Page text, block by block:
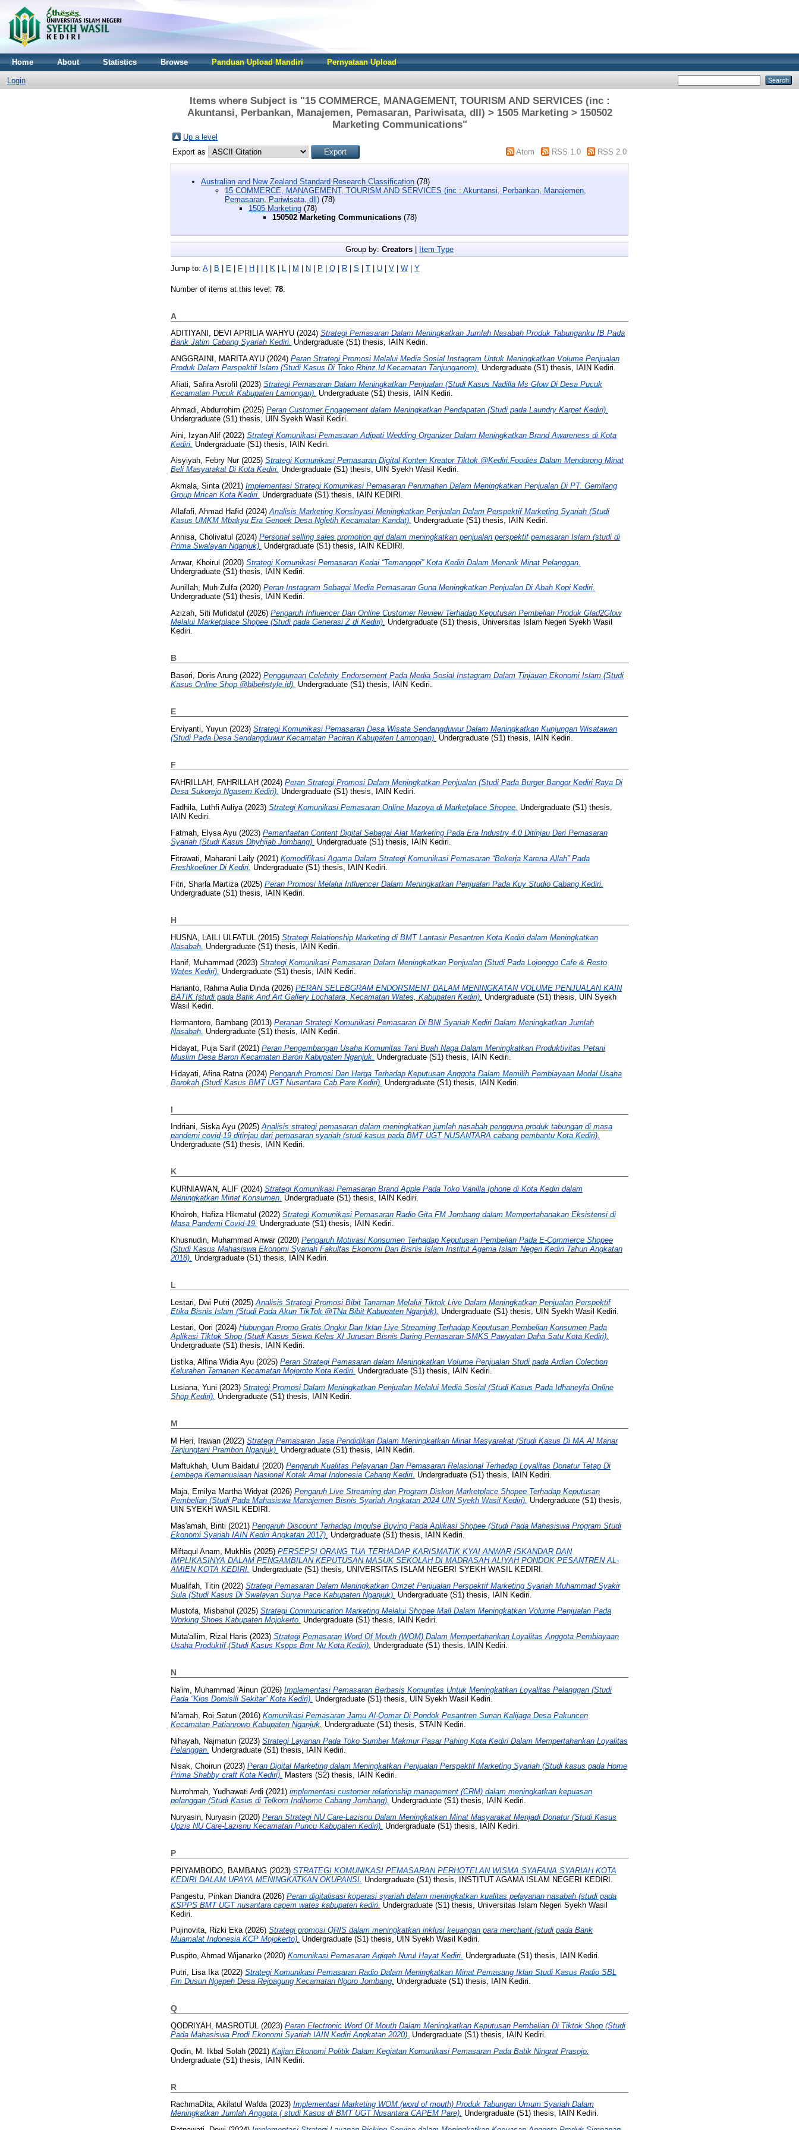
Home About Statistics Browse Panduan Upload Mandiri Pernyataan Upload
Login
Items where Subject is "15 COMMERCE, MANAGEMENT, TOURISM AND SERVICES (inc :
Akuntansi, Perbankan, Manajemen, Pemasaran, Pariwisata, dll) > 1505 Marketing > 150502
Marketing Communications"
Up a level
Export as
Atom RSS 1.0 RSS 2.0
Australian and New Zealand Standard Research Classification (78)
15 COMMERCE, MANAGEMENT, TOURISM AND SERVICES (inc : Akuntansi, Perbankan, Manajemen,
Pemasaran, Pariwisata, dll) (78)
1505 Marketing (78)
150502 Marketing Communications (78)
Group by: Creators | Item Type
Jump to: A| B | E | F | H | I | K | L | M | N | P | Q | R | S | T | U | V | W | Y
Number of items at this level: 78
A
ADITIYANI, DEVI APRILIA WAHYU (2024) Strategi Pemasaran Dalam Meningkatkan Jumlah Nasabah Produk Tabunganku IB Pada
Bank Jatim Cabang Syariah Kediri. Undergraduate (S1) thesis, IAIN Kediri.
ANGGRAINI, MARITA AYU (2024) Peran Strategi Promosi Melalui Media Sosial Instagram Untuk Meningkatkan Volume Penjualan
Produk Dalam Perspektif Islam (Studi Kasus Di Toko Rhinz.Id Kecamatan Tanjunganom). Undergraduate (S1) thesis, IAIN Kediri.
Afiati, Safira Asrofil (2023) Strategi Pemasaran Dalam Meningkatkan Penjualan (Studi Kasus Nadilla Ms Glow Di Desa Pucuk
Kecamatan Pucuk Kabupaten Lamongan). Undergraduate (S1) thesis, IAIN Kediri.
Ahmadi, Abdurrohim (2025) Peran Customer Engagement dalam Meningkatkan Pendapatan (Studi pada Laundry Karpet Kediri).
Undergraduate (S1) thesis, UIN Syekh Wasil Kediri.
Aini, Izyan Alif (2022) Strategi Komunikasi Pemasaran Adipati Wedding Organizer Dalam Meningkatkan Brand Awareness di Kota
Kediri. Undergraduate (S1) thesis, IAIN Kediri.
Aisyiyah, Febry Nur(2025) Strategi Komunikasi Pemasaran Digital Konten Kreator Tiktok @Kediri.Foodies Dalam Mendorong Minat
Beli Masyarakat Di Kota Kediri. Undergraduate (S1) thesis, UIN Syekh Wasil Kediri.
Akmala, Sinta(2021) Implementasi Strategi Komunikasi Pemasaran Perumahan Dalam Meningkatkan Penjualan Di PT. Gemilang
Group Mrican Kota Kediri. Undergraduate (S1) thesis, IAIN KEDIRI.
Allafafi, Ahmad Hafid (2024) Analisis Marketing Konsinyasi Meningkatkan Penjualan Dalam Perspektif Marketing Syariah (Studi
Kasus UMKM Mbakyu Era Genoek Desa Ngletih Kecamatan Kandat). Undergraduate (S1) thesis, IAIN Kediri.
Annisa, Cholivatul (2024) Personal selling sales promotion girl dalam meningkatkan penjualan perspektif pemasaran Islam (studi di
Prima Swalayan Nganjuk). Undergraduate (S1) thesis, IAIN KEDIRI.
Anwar, Khoirul (2020) Strategi Komunikasi Pemasaran Kedai “Temangopi” Kota Kediri Dalam Menarik Minat Pelanggan.
Undergraduate (S1) thesis, IAIN Kediri.
Aunillah, Muh Zulfa(2020) Peran Instagram Sebagai Media Pemasaran Guna Meningkatkan Penjualan Di Abah Kopi Kediri.
Undergraduate (S1) thesis, IAIN Kediri.
Azizah, Siti Mufidatul (2026) Pengaruh Influencer Dan Online Customer Review Terhadap Keputusan Pembelian Produk Glad2Glow
Melalui Marketplace Shopee (Studi pada Generasi Z di Kediri). Undergraduate (S1) thesis, Universitas Islam Negeri Syekh Wasil
Kediri.
B
Basori, Doris Arung (2022) Penggunaan Celebrity Endorsement Pada Media Sosial Instagram Dalam Tinjauan Ekonomi Islam (Studi
Kasus Online Shop @bibehstyle.id). Undergraduate (S1) thesis, IAIN Kediri.
E
Erviyanti, Yuyun (2023) Strategi Komunikasi Pemasaran Desa Wisata Sendangduwur Dalam Meningkatkan Kunjungan Wisatawan
(Studi Pada Desa Sendangduwur Kecamatan Paciran Kabupaten Lamongan). Undergraduate (S1) thesis, IAIN Kediri.
F
FAHRILLAH, FAHRILLAH (2024) Peran Strategi Promosi Dalam Meningkatkan Penjualan (Studi Pada Burger Bangor Kediri Raya Di
Desa Sukorejo Ngasem Kediri). Undergraduate (S1) thesis, IAIN Kediri.
Fadhila, Luthfi Auliya(2023) Strategi Komunikasi Pemasaran Online Mazoya di Marketplace Shopee. Undergraduate (S1) thesis,
IAIN Kediri.
Fatmah, Elysa Ayu (2023) Pemanfaatan Content Digital Sebagai Alat Marketing Pada Era Industry 4.0 Ditinjau Dari Pemasaran
Syariah (Studi Kasus Dhyhijab Jombang). Undergraduate (S1) thesis, IAIN Kediri.
Fitrawati, Maharani Laily (2021) Komodifikasi Agama Dalam Strategi Komunikasi Pemasaran “Bekerja Karena Allah” Pada
Freshkoeliner Di Kediri. Undergraduate (S1) thesis, IAIN Kediri.
Fitri, Sharla Martiza (2025) Peran Promosi Melalui Influencer Dalam Meningkatkan Penjualan Pada Kuy Studio Cabang Kediri.
Undergraduate (S1) thesis, IAIN Kediri.
H
HUSNA, LAILI ULFATUL (2015) Strategi Relationship Marketing di BMT Lantasir Pesantren Kota Kediri dalam Meningkatkan
Nasabah. Undergraduate (S1) thesis, IAIN Kediri.
Hanif, Muhammad (2023) Strategi Komunikasi Pemasaran Dalam Meningkatkan Penjualan (Studi Pada Lojonggo Cafe & Resto
Wates Kediri). Undergraduate (S1) thesis, IAIN Kediri.
Harianto, Rahma Aulia Dinda(2026) PERAN SELEBGRAM ENDORSMENT DALAM MENINGKATAN VOLUME PENJUALAN KAIN
BATIK (studi pada Batik And Art Gallery Lochatara, Kecamatan Wates, Kabupaten Kediri). Undergraduate (S1) thesis, UIN Syekh
Wasil Kediri.
Hermantoro, Bambang (2013) Peranan Strategi Komunikasi Pemasaran Di BNI Syariah Kediri Dalam Meningkatkan Jumlah
Nasabah. Undergraduate (S1) thesis, IAIN Kediri.
Hidayat, Puja Sarif (2021) Peran Pengembangan Usaha Komunitas Tani Buah Naga Dalam Meningkatkan Produktivitas Petani
Muslim Desa Baron Kecamatan Baron Kabupaten Nganjuk. Undergraduate (S1) thesis, IAIN Kediri.
Hidayati, Afina Ratna (2024) Pengaruh Promosi Dan Harga Terhadap Keputusan Anggota Dalam Memilih Pembiayaan Modal Usaha
Barokah (Studi Kasus BMT UGT Nusantara Cab.Pare Kediri). Undergraduate (S1) thesis, IAIN Kediri.
I
Indriani, Siska Ayu (2025)Analisis strategi pemasaran dalam meningkatkan jumlah nasabah pengguna produk tabungan di masa
pandemi covid-19 ditinjau dari pemasaran syariah (studi kasus pada BMT UGT NUSANTARA cabang pembantu Kota Kediri).
Undergraduate (S1) thesis, IAIN Kediri.
K
KURNIAWAN, ALIF (2024) Strategi Komunikasi Pemasaran Brand Apple Pada Toko Vanilla Iphone di Kota Kediri dalam
Meningkatkan Minat Konsumen. Undergraduate (S1) thesis, IAIN Kediri.
Khoiroh, Hafiza Hikmatul (2022) Strategi Komunikasi Pemasaran Radio Gita FM Jombang dalam Mempertahanakan Eksistensi di
Masa Pandemi Covid-19. Undergraduate (S1) thesis, IAIN Kediri.
Khusnudin, Muhammad Anwar(2020) Pengaruh Motivasi Konsumen Terhadap Keputusan Pembelian Pada E-Commerce Shopee
(Studi Kasus Mahasiswa Ekonomi Syariah Fakultas Ekonomi Dan Bisnis Islam Institut Agama Islam Negeri Kediri Tahun Angkatan
2018). Undergraduate (S1) thesis, IAIN Kediri.
L
Lestari, Dwi Putri (2025) Analisis Strategi Promosi Bibit Tanaman Melalui Tiktok Live Dalam Meningkatkan Penjualan Perspektif
Etika Bisnis Islam (Studi Pada Akun TikTok @TNa Bibit Kabupaten Nganjuk). Undergraduate (S1) thesis, UIN Syekh Wasil Kediri.
Lestari, Qori (2024) Hubungan Promo Gratis Ongkir Dan Iklan Live Streaming Terhadap Keputusan Pembelian Konsumen Pada
Aplikasi Tiktok Shop (Studi Kasus Siswa Kelas XI Jurusan Bisnis Daring Pemasaran SMKS Pawyatan Daha Satu Kota Kediri).
Undergraduate (S1) thesis, IAIN Kediri.
Listika, Alfina Widia Ayu (2025) Peran Strategi Pemasaran dalam Meningkatkan Volume Penjualan Studi pada Ardian Colection
Kelurahan Tamanan Kecamatan Mojoroto Kota Kediri. Undergraduate (S1) thesis, IAIN Kediri.
Lusiana, Yuni (2023) Strategi Promosi Dalam Meningkatkan Penjualan Melalui Media Sosial (Studi Kasus Pada Idhaneyfa Online
Shop Kediri). Undergraduate (S1) thesis, IAIN Kediri.
M
M Heri, Irawan (2022) Strategi Pemasaran Jasa Pendidikan Dalam Meningkatkan Minat Masyarakat (Studi Kasus Di MA Al Manar
Tanjungtani Prambon Nganjuk). Undergraduate (S1) thesis, IAIN Kediri.
Maftukhah, Ulum Baidatul (2020) Pengaruh Kualitas Pelayanan Dan Pemasaran Relasional Terhadap Loyalitas Donatur Tetap Di
Lembaga Kemanusiaan Nasional Kotak Amal Indonesia Cabang Kediri. Undergraduate (S1) thesis, IAIN Kediri.
Maja, Emilya Martha Widyat (2026) Pengaruh Live Streaming dan Program Diskon Marketplace Shopee Terhadap Keputusan
Pembelian (Studi Pada Mahasiswa Manajemen Bisnis Syariah Angkatan 2024 UIN Syekh Wasil Kediri). Undergraduate (S1) thesis,
UIN SYEKH WASIL KEDIRI.
Mas'amah, Binti (2021) Pengaruh Discount Terhadap Impulse Buying Pada Aplikasi Shopee (Studi Pada Mahasiswa Program Studi
Ekonomi Syariah IAIN Kediri Angkatan 2017). Undergraduate (S1) thesis, IAIN Kediri.
Miftaqul Anam, Mukhlis (2025) PERSEPSI ORANG TUA TERHADAP KARISMATIK KYAI ANWAR ISKANDAR DAN
IMPLIKASINYA DALAM PENGAMBILAN KEPUTUSAN MASUK SEKOLAH DI MADRASAH ALIYAH PONDOK PESANTREN AL-
AMIEN KOTA KEDIRI. Undergraduate (S1) thesis, UNIVERSITAS ISLAM NEGERI SYEKH WASIL KEDIRI.
Mualifah, Titin (2022) Strategi Pemasaran Dalam Meningkatkan Omzet Penjualan Perspektif Marketing Syariah Muhammad Syakir
Sula (Studi Kasus Di Swalayan Surya Pace Kabupaten Nganjuk). Undergraduate (S1) thesis, IAIN Kediri.
Mustofa, Misbahul (2025) Strategi Communication Marketing Melalui Shopee Mall Dalam Meningkatkan Volume Penjualan Pada
Working Shoes Kabupaten Mojokerto. Undergraduate (S1) thesis, IAIN Kediri.
Muta'allim, Rizal Haris (2023) Strategi Pemasaran Word Of Mouth (WOM) Dalam Mempertahankan Loyalitas Anggota Pembiayaan
Usaha Produktif (Studi Kasus Kspps Bmt Nu Kota Kediri). Undergraduate (S1) thesis, IAIN Kediri.
N
Na'im, Muhammad 'Ainun (2026) Implementasi Pemasaran Berbasis Komunitas Untuk Meningkatkan Loyalitas Pelanggan (Studi
Pada “Kios Domisili Sekitar” Kota Kediri). Undergraduate (S1) thesis, UIN Syekh Wasil Kediri.
Ni'amah, Roi Satun (2016) Komunikasi Pemasaran Jamu Al-Qomar Di Pondok Pesantren Sunan Kalijaga Desa Pakuncen
Kecamatan Patianrowo Kabupaten Nganjuk. Undergraduate (S1) thesis, STAIN Kediri.
Nihayah, Najmatun (2023) Strategi Layanan Pada Toko Sumber Makmur Pasar Pahing Kota Kediri Dalam Mempertahankan Loyalitas
Pelanggan. Undergraduate (S1) thesis, IAIN Kediri.
Nisak, Choirun (2023) Peran Digital Marketing dalam Meningkatkan Penjualan Perspektif Marketing Syariah (Studi kasus pada Home
Prima Shabby craft Kota Kediri). Masters (S2) thesis, IAIN Kediri.
Nurrohmah, Yudhawati Ardi (2021) implementasi customer relationship management (CRM) dalam meningkatkan kepuasan
pelanggan (Studi Kasus di Telkom Indihome Cabang Jombang). Undergraduate (S1) thesis, IAIN Kediri.
Nuryasin, Nuryasin (2020) Peran Strategi NU Care-Lazisnu Dalam Meningkatkan Minat Masyarakat Menjadi Donatur (Studi Kasus
Upzis NU Care-Lazisnu Kecamatan Puncu Kabupaten Kediri). Undergraduate (S1) thesis, IAIN Kediri.
P
PRIYAMBODO, BAMBANG (2023) STRATEGI KOMUNIKASI PEMASARAN PERHOTELAN WISMA SYAFANA SYARIAH KOTA
KEDIRI DALAM UPAYA MENINGKATKAN OKUPANSI. Undergraduate (S1) thesis, INSTITUT AGAMA ISLAM NEGERI KEDIRI.
Pangestu, Pinkan Diandra (2026) Peran digitalisasi koperasi syariah dalam meningkatkan kualitas pelayanan nasabah (studi pada
KSPPS BMT UGT nusantara capem wates kabupaten kediri. Undergraduate (S1) thesis, Universitas Islam Negeri Syekh Wasil
Kediri.
Pujinovita, Rizki Eka(2026) Strategi promosi QRIS dalam meningkatkan inklusi keuangan para merchant (studi pada Bank
Muamalat Indonesia KCP Mojokerto). Undergraduate (S1) thesis, UIN Syekh Wasil Kediri.
Puspito, Ahmad Wijanarko (2020) Komunikasi Pemasaran Aqiqah Nurul Hayat Kediri. Undergraduate (S1) thesis, IAIN Kediri.
Putri, Lisa Ika(2022) Strategi Komunikasi Pemasaran Radio Dalam Meningkatkan Minat Pemasang Iklan Studi Kasus Radio SBL
Fm Dusun Ngepeh Desa Rejoagung Kecamatan Ngoro Jombang. Undergraduate (S1) thesis, IAIN Kediri.
Q
QODRIYAH, MASROTUL (2023) Peran Electronic Word Of Mouth Dalam Meningkatkan Keputusan Pembelian Di Tiktok Shop (Studi
Pada Mahasiswa Prodi Ekonomi Syariah IAIN Kediri Angkatan 2020). Undergraduate (S1) thesis, IAIN Kediri.
Qodin, M. Ikbal Solah (2021) Kajian Ekonomi Politik Dalam Kegiatan Komunikasi Pemasaran Pada Batik Ningrat Prasojo.
Undergraduate (S1) thesis, IAIN Kediri.
R
RachmaDita, Akilatul Wafda(2023) Implementasi Marketing WOM (word of mouth) Produk Tabungan Umum Syariah Dalam
Meningkatkan Jumlah Anggota ( studi Kasus di BMT UGT Nusantara CAPEM Pare). Undergraduate (S1) thesis, IAIN Kediri.